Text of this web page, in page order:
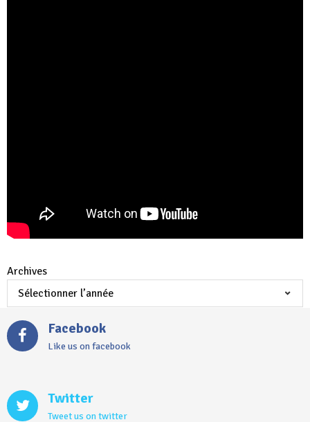
Archives
Facebook
Like us on facebook
Twitter
Tweet us on twitter